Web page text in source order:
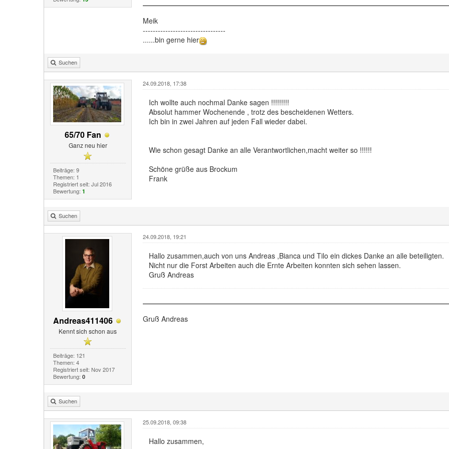
Meik
---------------------------------
......bin gerne hier
Suchen
65/70 Fan
Ganz neu hier
Beiträge: 9
Themen: 1
Registriert seit: Jul 2016
Bewertung: 1
24.09.2018, 17:38
Ich wollte auch nochmal Danke sagen !!!!!!!!!
Absolut hammer Wochenende , trotz des bescheidenen Wetters.
Ich bin in zwei Jahren auf jeden Fall wieder dabei.
Wie schon gesagt Danke an alle Verantwortlichen,macht weiter so !!!!!!
Schöne grüße aus Brockum
Frank
Suchen
Andreas411406
Kennt sich schon aus
Beiträge: 121
Themen: 4
Registriert seit: Nov 2017
Bewertung: 0
24.09.2018, 19:21
Hallo zusammen,auch von uns Andreas ,Bianca und Tilo ein dickes Danke an alle beteiligten.
Nicht nur die Forst Arbeiten auch die Ernte Arbeiten konnten sich sehen lassen.
Gruß Andreas
Gruß Andreas
Suchen
25.09.2018, 09:38
Hallo zusammen,